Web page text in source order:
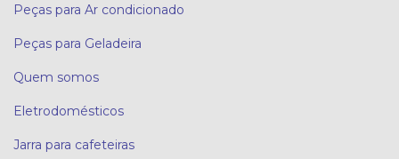
Peças para Ar condicionado
Peças para Geladeira
Quem somos
Eletrodomésticos
Jarra para cafeteiras